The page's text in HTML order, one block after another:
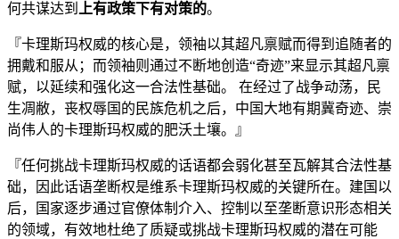
何共谋达到
上有政策下有对策的。
『卡理斯玛权威的核心是，领袖以其超凡禀赋而得到追随者的
拥戴和服从；而领袖则通过不断地创造“奇迹”来显示其超凡禀
赋，以延续和强化这一合法性基础。 在经过了战争动荡，民
生凋敝，丧权辱国的民族危机之后，中国大地有期冀奇迹、崇
尚伟人的卡理斯玛权威的肥沃土壤。』
『任何挑战卡理斯玛权威的话语都会弱化甚至瓦解其合法性基
础，因此话语垄断权是维系卡理斯玛权威的关键所在。建国以
后，国家逐步通过官僚体制介入、控制以至垄断意识形态相关
的领域，有效地杜绝了质疑或挑战卡理斯玛权威的潜在可能